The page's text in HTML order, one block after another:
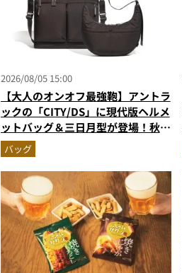
2026/08/05 15:00
【大人のオンオフ最強鞄】アントラ
ックの「CITY/DS」に現代版ヘルメ
ットバッグ＆三日月型が登場！秋服
に絶対合う新色モールブラウンが傑
作
バッグ